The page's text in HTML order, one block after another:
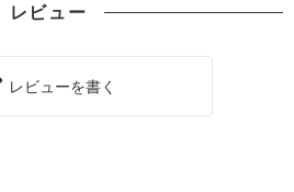
レビュー
レビューを書く